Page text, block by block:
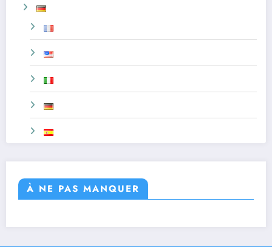
À NE PAS MANQUER